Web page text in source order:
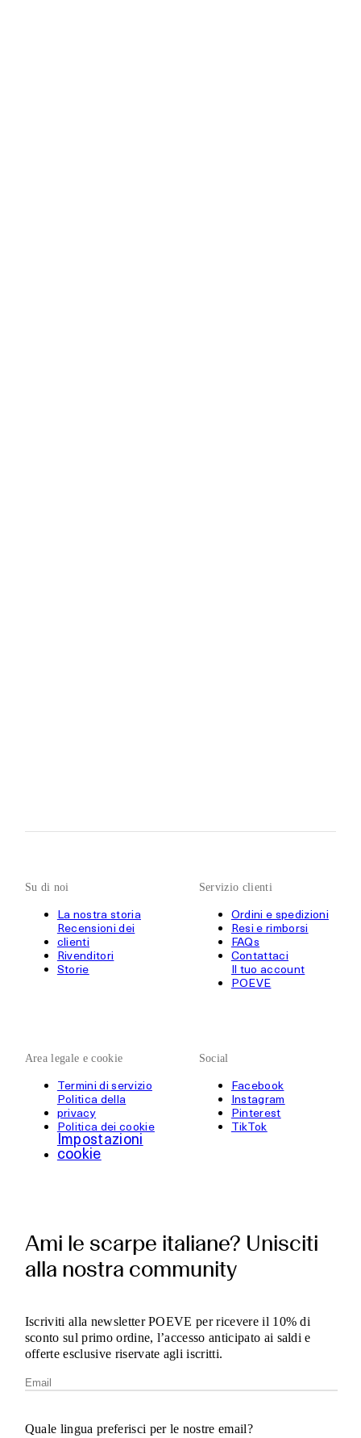
Su di noi
La nostra storia
Recensioni dei
clienti
Rivenditori
Storie
Servizio clienti
Ordini e spedizioni
Resi e rimborsi
FAQs
Contattaci
Il tuo account
POEVE
Area legale e cookie
Termini di servizio
Politica della
privacy
Politica dei cookie
Impostazioni
cookie
Social
Facebook
Instagram
Pinterest
TikTok
Ami le scarpe italiane? Unisciti
alla nostra community
Iscriviti alla newsletter POEVE per ricevere il 10% di
sconto sul primo ordine, l’accesso anticipato ai saldi e
offerte esclusive riservate agli iscritti.
Quale lingua preferisci per le nostre email?